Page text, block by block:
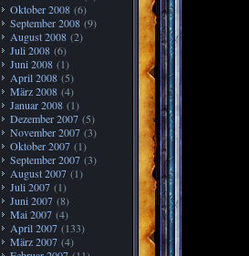
Oktober 2008 (6)
September 2008 (9)
August 2008 (2)
Juli 2008 (6)
Juni 2008 (1)
April 2008 (5)
März 2008 (4)
Januar 2008 (1)
Dezember 2007 (5)
November 2007 (3)
Oktober 2007 (1)
September 2007 (3)
August 2007 (1)
Juli 2007 (1)
Juni 2007 (8)
Mai 2007 (4)
April 2007 (133)
März 2007 (4)